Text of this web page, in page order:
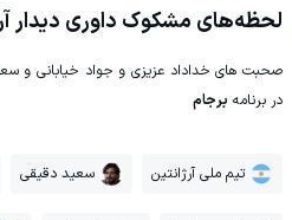
لحظه‌های مشکوک داوری دیدار
صحبت های خداداد عزیزی و جواد خیابانی و
در برنامه برجام
تیم ملی آرژانتین سعید دقیقی